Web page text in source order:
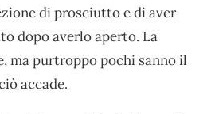
di prosciutto e di aver
dopo averlo aperto. La
ma purtroppo pochi sanno il
accade.